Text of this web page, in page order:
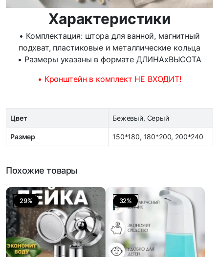
Характеристики
• Комплектация: штора для ванной, магнитный
подхват, пластиковые и металлические кольца
• Размеры указаны в формате ДЛИНАхВЫСОТА
• Кронштейн в комплект НЕ ВХОДИТ!
Цвет Бежевый, Серый
Размер 150*180, 180*200, 200*240
Похожие товары
29% 32%